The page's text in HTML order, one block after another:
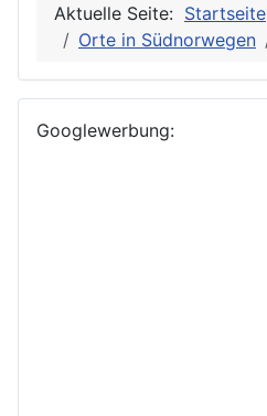
Aktuelle Seite: Startseite
Orte in Südnorwegen
Googlewerbung: